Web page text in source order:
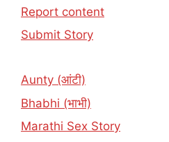
Report content
Submit Story
Aunty (आंटी)
Bhabhi (भाभी)
Marathi Sex Story